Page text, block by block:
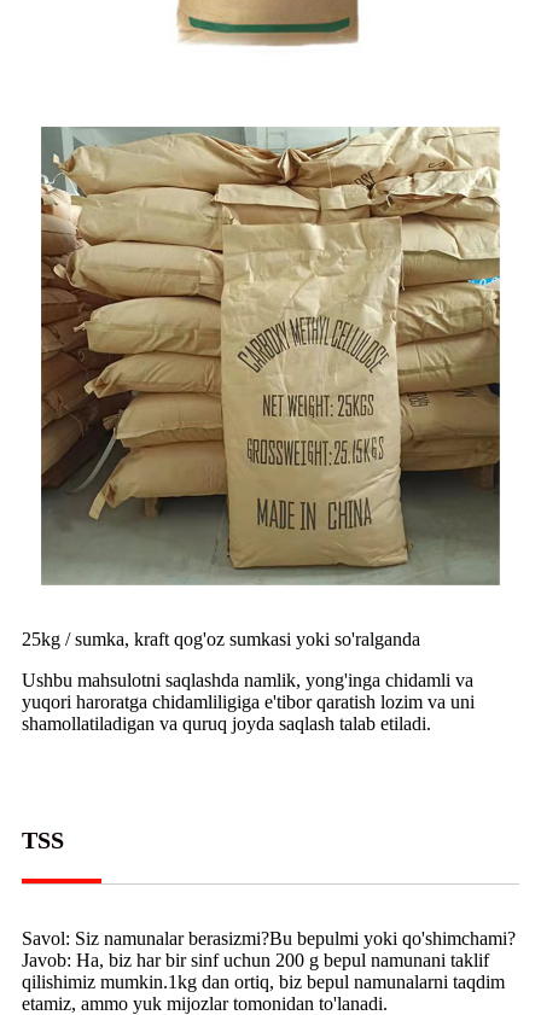
25kg / sumka, kraft qog'oz sumkasi yoki so'ralganda
Ushbu mahsulotni saqlashda namlik, yong'inga chidamli va
yuqori haroratga chidamliligiga e'tibor qaratish lozim va uni
shamollatiladigan va quruq joyda saqlash talab etiladi.
TSS
Savol: Siz namunalar berasizmi?Bu bepulmi yoki qo'shimchami?
Javob: Ha, biz har bir sinf uchun 200 g bepul namunani taklif
qilishimiz mumkin.1kg dan ortiq, biz bepul namunalarni taqdim
etamiz, ammo yuk mijozlar tomonidan to'lanadi.